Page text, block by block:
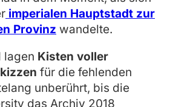
imperialen Hauptstadt zur
Provinz wandelte.
lagen Kisten voller
für die fehlenden
unberührt, bis die
das Archiv 2018